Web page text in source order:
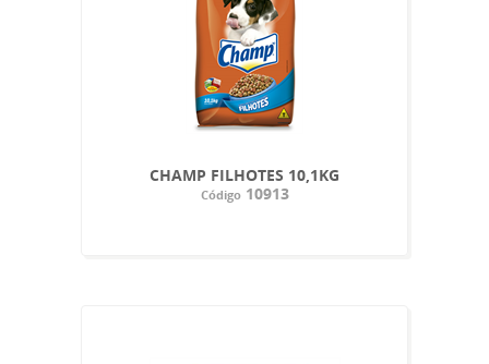
CHAMP FILHOTES 10,1KG
Código10913